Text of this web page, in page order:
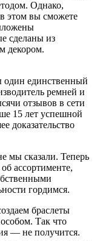
Однако,
этом вы сможете
сделаны из
декором.
единственный
ремней и
отзывов в сети
15 лет успешной
доказательство
мы сказали. Теперь
ассортименте,
гордимся.
браслеты
Так что
— не получится.